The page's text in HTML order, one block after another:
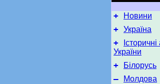
+ Новини
+ Україна
+
України
+ Білорусь
–
Молдова